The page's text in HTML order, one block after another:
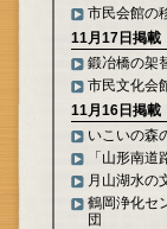
市民会館の
11月17日掲載
鍛冶橋の架
市民文化会
11月16日掲載
いこいの
「山形南
月山湖水
鶴岡浄化セ
団